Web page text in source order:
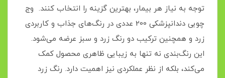
توجه به نیاز هر بیمار، بهترین گزینه را انتخاب کنند. وج
چوبی دندانپزشکی 200 عددی در رنگ‌های جذاب و کاربردی
زرد و همچنین ترکیب دو رنگ زرد و سبز عرضه می‌شود.
این رنگ‌بندی نه تنها به زیبایی ظاهری محصول کمک
می‌کند، بلکه از نظر عملکردی نیز اهمیت دارد. رنگ زرد